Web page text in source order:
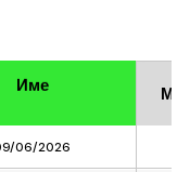
Име
06/2026